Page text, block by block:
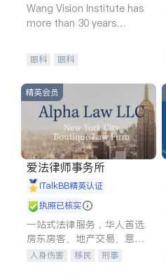
Wang Vision Institute has
more than 30 years
眼科 眼科
精英会员
爱法律师事务所
iTalkBB精英认证
执照已核实
一站式法律服务，华人首选.
房东房客、地产交易、意外
伤害、车祸重伤、商业诉
人身伤害 移民
刑事